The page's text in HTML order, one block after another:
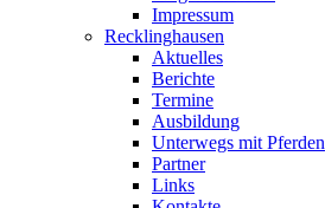
Impressum
Recklinghausen
Aktuelles
Berichte
Termine
Ausbildung
Unterwegs mit Pferden
Partner
Links